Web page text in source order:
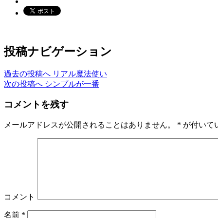
投稿ナビゲーション
過去の投稿へ リアル魔法使い
次の投稿へ シンプルが一番
コメントを残す
メールアドレスが公開されることはありません。 * が付いて
コメント
名前 *